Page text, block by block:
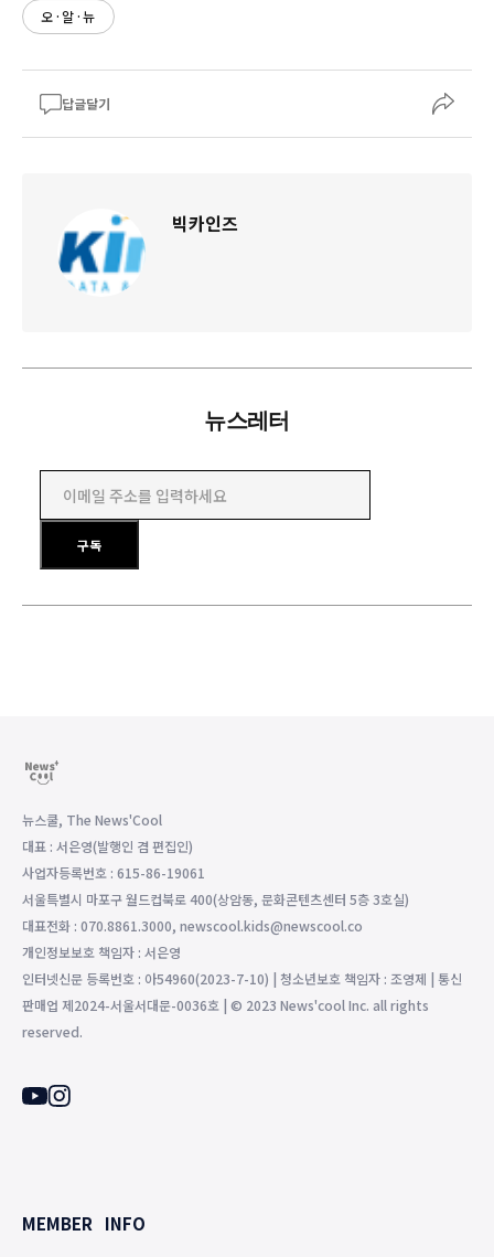
오·알·뉴
답글달기
빅카인즈
뉴스레터
구독
뉴스쿨, The News'Cool
대표 : 서은영(발행인 겸 편집인)
사업자등록번호 : 615-86-19061
서울특별시 마포구 월드컵북로 400(상암동, 문화콘텐츠센터 5층 3호실)
대표전화 : 070.8861.3000, newscool.kids@newscool.co
개인정보보호 책임자 : 서은영
인터넷신문 등록번호 : 아54960(2023-7-10) | 청소년보호 책임자 : 조영제 | 통신
판매업 제2024-서울서대문-0036호 | © 2023 News'cool Inc. all rights
reserved.
MEMBER INFO